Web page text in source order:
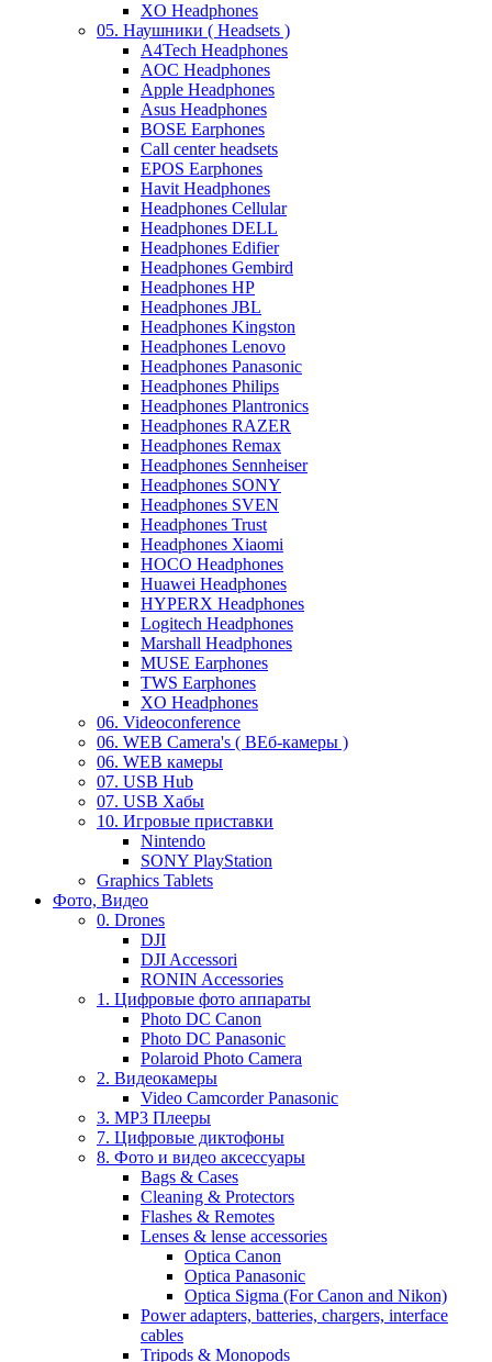
XO Headphones
05. Наушники ( Headsets )
A4Tech Headphones
AOC Headphones
Apple Headphones
Asus Headphones
BOSE Earphones
Call center headsets
EPOS Earphones
Havit Headphones
Headphones Cellular
Headphones DELL
Headphones Edifier
Headphones Gembird
Headphones HP
Headphones JBL
Headphones Kingston
Headphones Lenovo
Headphones Panasonic
Headphones Philips
Headphones Plantronics
Headphones RAZER
Headphones Remax
Headphones Sennheiser
Headphones SONY
Headphones SVEN
Headphones Trust
Headphones Xiaomi
HOCO Headphones
Huawei Headphones
HYPERX Headphones
Logitech Headphones
Marshall Headphones
MUSE Earphones
TWS Earphones
XO Headphones
06. Videoconference
06. WEB Camera's ( ВЕб-камеры )
06. WEB камеры
07. USB Hub
07. USB Хабы
10. Игровые приставки
Nintendo
SONY PlayStation
Graphics Tablets
Фото, Видео
0. Drones
DJI
DJI Accessori
RONIN Accessories
1. Цифровые фото аппараты
Photo DC Canon
Photo DC Panasonic
Polaroid Photo Camera
2. Видеокамеры
Video Camcorder Panasonic
3. MP3 Плееры
7. Цифровые диктофоны
8. Фото и видео аксессуары
Bags & Cases
Cleaning & Protectors
Flashes & Remotes
Lenses & lense accessories
Optica Canon
Optica Panasonic
Optica Sigma (For Canon and Nikon)
Power adapters, batteries, chargers, interface
cables
Tripods & Monopods